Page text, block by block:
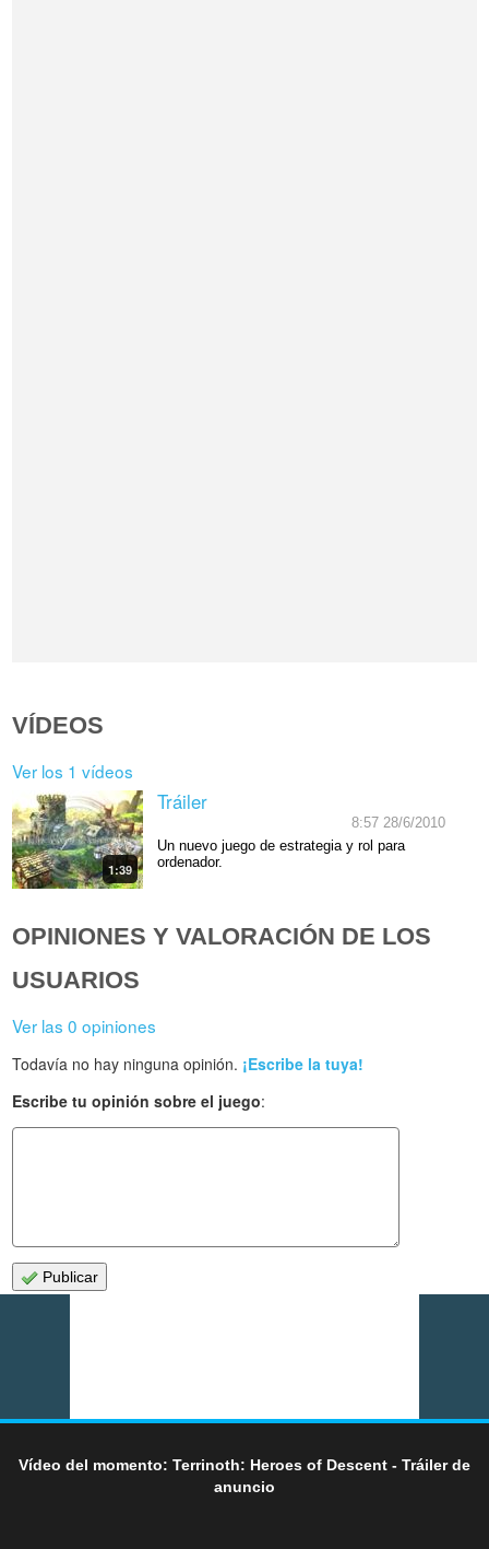
VÍDEOS
Ver los 1 vídeos
1:39
Tráiler
8:57 28/6/2010
Un nuevo juego de estrategia y rol para
ordenador.
OPINIONES Y VALORACIÓN DE LOS
USUARIOS
Ver las 0 opiniones
Todavía no hay ninguna opinión. ¡Escribe la tuya!
Escribe tu opinión sobre el juego:
Publicar
Vídeo del momento: Terrinoth: Heroes of Descent - Tráiler de
anuncio